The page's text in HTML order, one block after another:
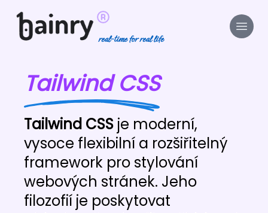
real-time for real life
Tailwind CSS
Tailwind CSS je moderní,
vysoce flexibilní a rozšiřitelný
framework pro stylování
webových stránek. Jeho
filozofií je poskytovat